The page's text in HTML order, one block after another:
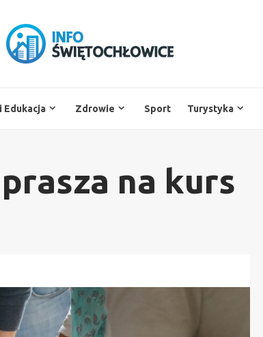
Edukacja Zdrowie Sport Turystyka
na kurs